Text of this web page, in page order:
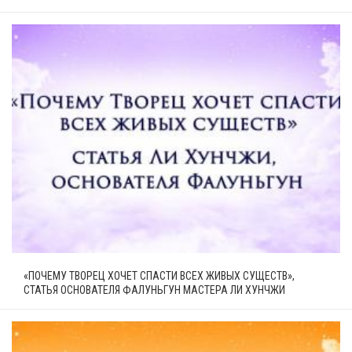
«ПОЧЕМУ ТВОРЕЦ ХОЧЕТ СПАСТИ ВСЕХ ЖИВЫХ СУЩЕСТВ»,
СТАТЬЯ ОСНОВАТЕЛЯ ФАЛУНЬГУН МАСТЕРА ЛИ ХУНЧЖИ